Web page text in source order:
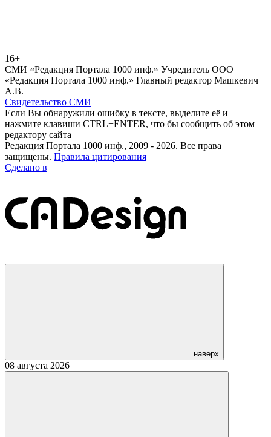
16+
СМИ «Редакция Портала 1000 инф.» Учредитель ООО
«Редакция Портала 1000 инф.» Главный редактор Машкевич
А.В.
Свидетельство СМИ
Если Вы обнаружили ошибку в тексте, выделите её и
нажмите клавиши CTRL+ENTER, что бы сообщить об этом
редактору сайта
Редакция Портала 1000 инф., 2009 - 2026. Все права
защищены. Правила цитирования
Сделано в
наверх
08 августа 2026